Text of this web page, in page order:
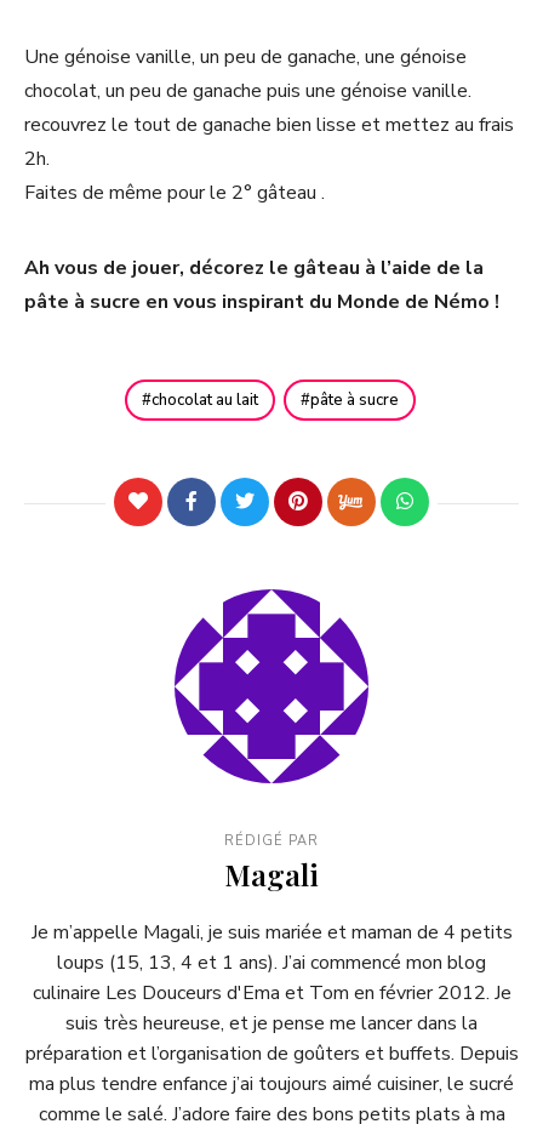
Une génoise vanille, un peu de ganache, une génoise
chocolat, un peu de ganache puis une génoise vanille.
recouvrez le tout de ganache bien lisse et mettez au frais
2h.
Faites de même pour le 2° gâteau .
Ah vous de jouer, décorez le gâteau à l’aide de la
pâte à sucre en vous inspirant du Monde de Némo !
chocolat au lait pâte à sucre
RÉDIGÉ PAR
Magali
Je m’appelle Magali, je suis mariée et maman de 4 petits
loups (15, 13, 4 et 1 ans). J’ai commencé mon blog
culinaire Les Douceurs d'Ema et Tom en février 2012. Je
suis très heureuse, et je pense me lancer dans la
préparation et l’organisation de goûters et buffets. Depuis
ma plus tendre enfance j’ai toujours aimé cuisiner, le sucré
comme le salé. J’adore faire des bons petits plats à ma